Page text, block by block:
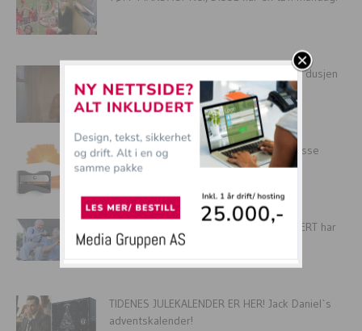
14 gode grunner til at alle burde tisse i dusjen
Helt UBRUKELIGE produkter – Har du disse
trenger DU hjelp!
14 fantastiske familiebilder du GARANTERT har
lyst til å kopiere!
TIDENES JULEKALENDER ER HER! Jack Daniel`s
adventskalender!